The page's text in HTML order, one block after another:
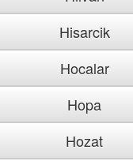
Hisarcik
Hocalar
Hopa
Hozat